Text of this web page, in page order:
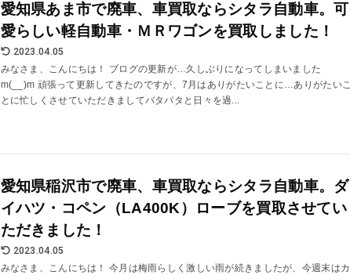
愛知県あま市で廃車、車買取ならシタラ自動車。可
愛らしい軽自動車・ＭＲワゴンを買取しました！
2023.04.05
みなさま、こんにちは！ ブログの更新が…久しぶりになってしまいました
m(__)m 頑張って更新してきたのですが、7月はありがたいことに…ありがたいこ
とに忙しくさせていただきましてバタバタと日々を過...
愛知県稲沢市で廃車、車買取ならシタラ自動車。ダ
イハツ・コペン（LA400K）ローブを買取させてい
ただきました！
2023.04.05
みなさま、こんにちは！ 今月は梅雨らしく激しい雨が続きましたが、今週末はカ